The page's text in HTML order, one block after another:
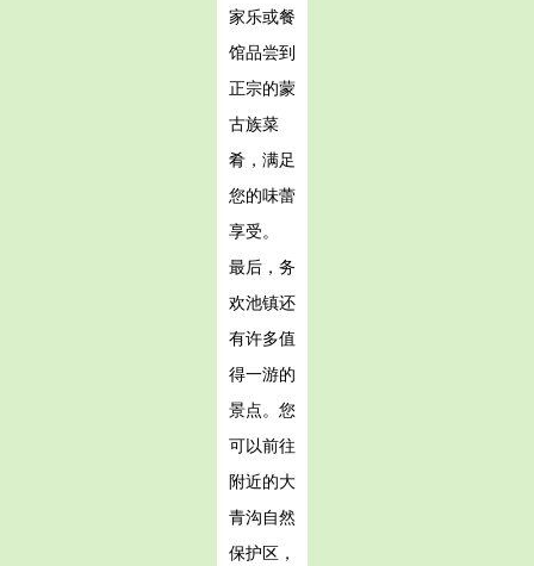
家乐或餐
馆品尝到
正宗的蒙
古族菜
肴，满足
您的味蕾
享受。
最后，务
欢池镇还
有许多值
得一游的
景点。您
可以前往
附近的大
青沟自然
保护区，